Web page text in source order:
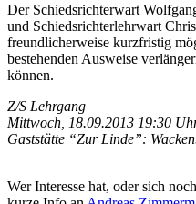
Der Schiedsrichterwart
und Schiedsrichterlehrwart
freundlicherweise kurzfristig
bestehenden Ausweise
können.
Z/S Lehrgang
Mittwoch, 18.09.2013 19:30
Gaststätte “Zur Linde”:
Wer Interesse hat, oder sich